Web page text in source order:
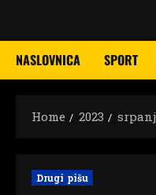
NASLOVNICA SPORT
Home 2023 srpanj
Drugi pišu